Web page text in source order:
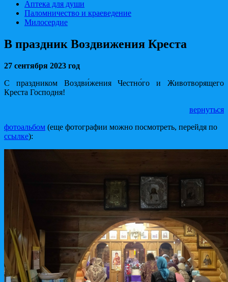
Аптека для души
Паломничество и краеведение
Милосердие
В праздник Воздвижения Креста
27 сентября 2023 год
С праздником Воздви́жения Честно́го и Животворящего
Креста Господня!
вернуться
фотоальбом (еще фотографии можно посмотреть, перейдя по
ссылке):